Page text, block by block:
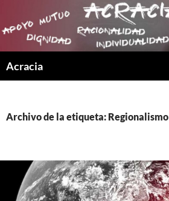
Acracia
Archivo de la etiqueta: Regionalismo